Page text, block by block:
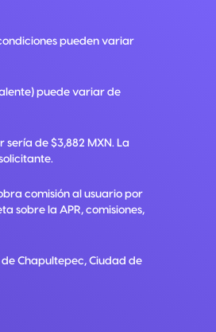
pueden variar
puede variar de
de $3,882 MXN. La
comisión al usuario por
sobre la APR, comisiones,
de Chapultepec, Ciudad de